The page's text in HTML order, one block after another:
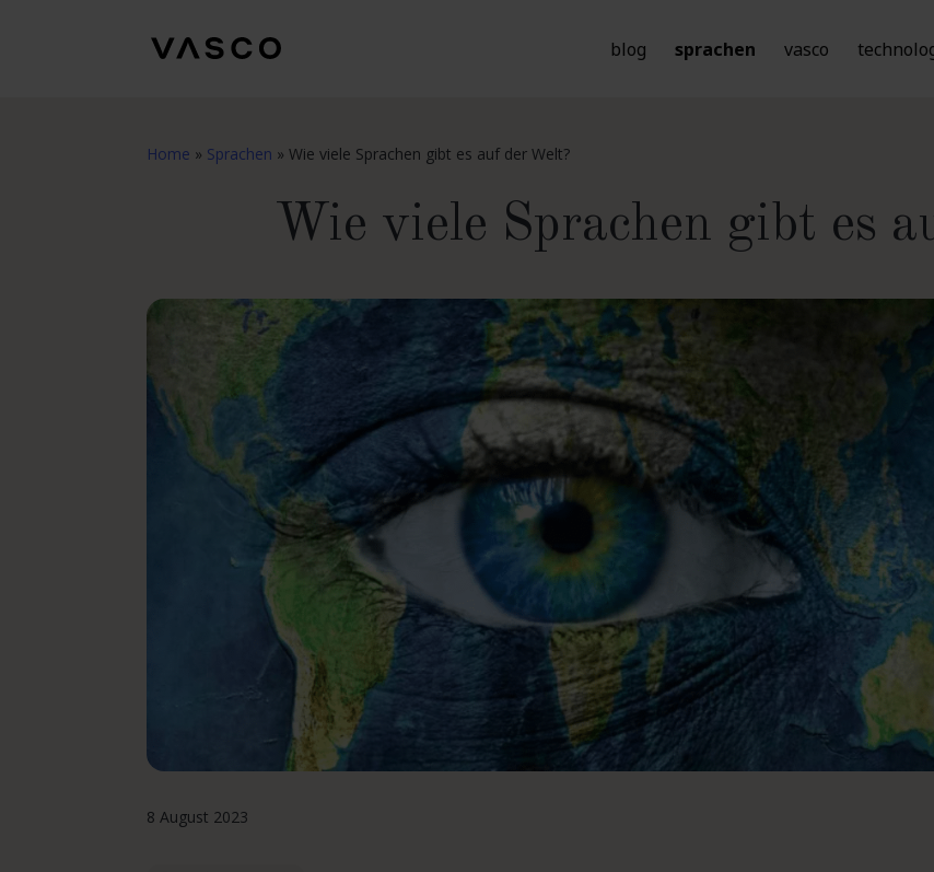
blog sprachen vasco
Home » Sprachen »Wie viele Sprachen gibt es auf der Welt?
Wie viele Sprachen gibt es
8 August 2023